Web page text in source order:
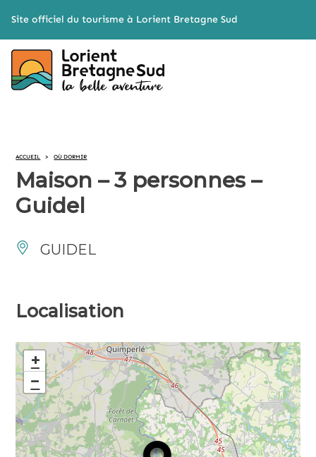
Site officiel du tourisme à Lorient Bretagne Sud
ACCUEIL > OÙ DORMIR
Maison – 3 personnes –
Guidel
GUIDEL
Localisation
+
−